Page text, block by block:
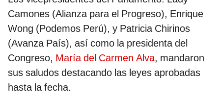
Camones (Alianza para el Progreso), Enrique
Wong (Podemos Perú), y Patricia Chirinos
(Avanza País), así como la presidenta del
Congreso, María del Carmen Alva, mandaron
sus saludos destacando las leyes aprobadas
hasta la fecha.